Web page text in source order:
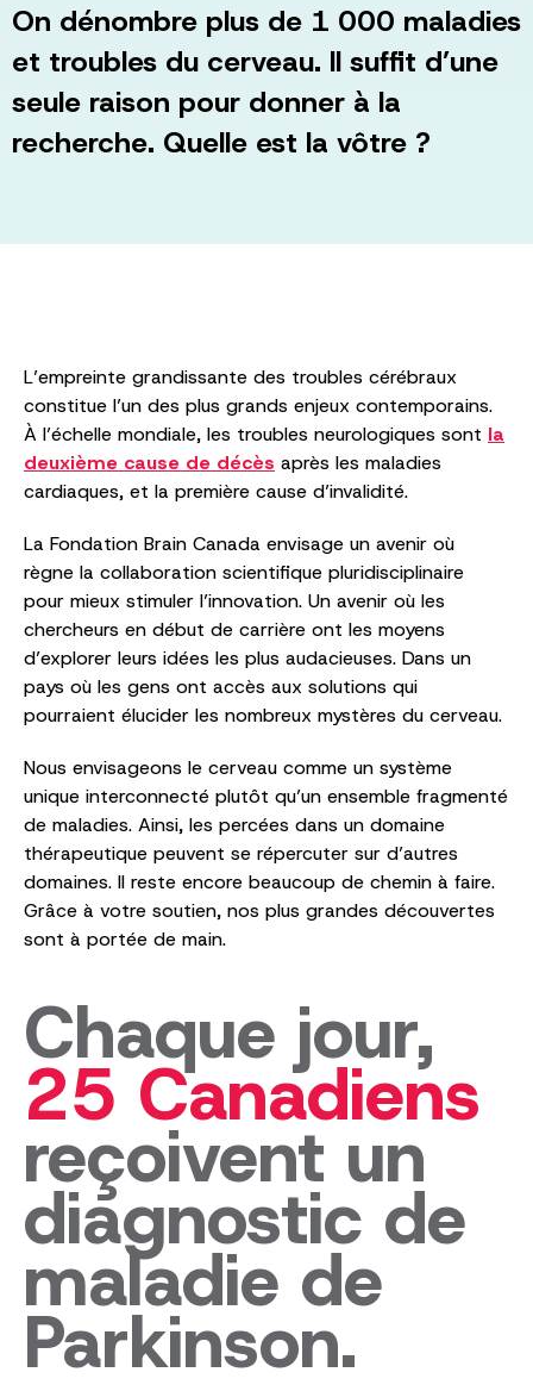
On dénombre plus de 1 000 maladies
et troubles du cerveau. Il suffit d’une
seule raison pour donner à la
recherche. Quelle est la vôtre ?
L’empreinte grandissante des troubles cérébraux
constitue l’un des plus grands enjeux contemporains.
À l’échelle mondiale, les troubles neurologiques sont la
deuxième cause de décès après les maladies
cardiaques, et la première cause d’invalidité.
La Fondation Brain Canada envisage un avenir où
règne la collaboration scientifique pluridisciplinaire
pour mieux stimuler l’innovation. Un avenir où les
chercheurs en début de carrière ont les moyens
d’explorer leurs idées les plus audacieuses. Dans un
pays où les gens ont accès aux solutions qui
pourraient élucider les nombreux mystères du cerveau.
Nous envisageons le cerveau comme un système
unique interconnecté plutôt qu’un ensemble fragmenté
de maladies. Ainsi, les percées dans un domaine
thérapeutique peuvent se répercuter sur d’autres
domaines. Il reste encore beaucoup de chemin à faire.
Grâce à votre soutien, nos plus grandes découvertes
sont à portée de main.
Chaque jour,
25 Canadiens
reçoivent un
diagnostic de
maladie de
Parkinson.